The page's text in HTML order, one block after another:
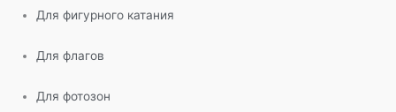
Для фигурного катания
Для флагов
Для фотозон